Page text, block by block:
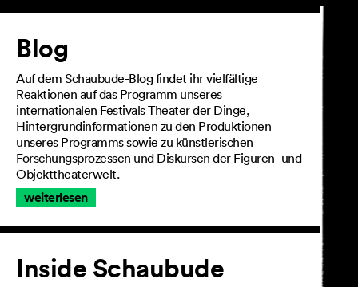
Artikel
Blog
Auf dem Schaubude-Blog findet ihr vielfältige
Reaktionen auf das Programm unseres
internationalen Festivals Theater der Dinge,
Hintergrundinformationen zu den Produktionen
unseres Programms sowie zu künstlerischen
Forschungsprozessen und Diskursen der Figuren- und
Objekttheaterwelt.
weiterlesen
Inside Schaubude